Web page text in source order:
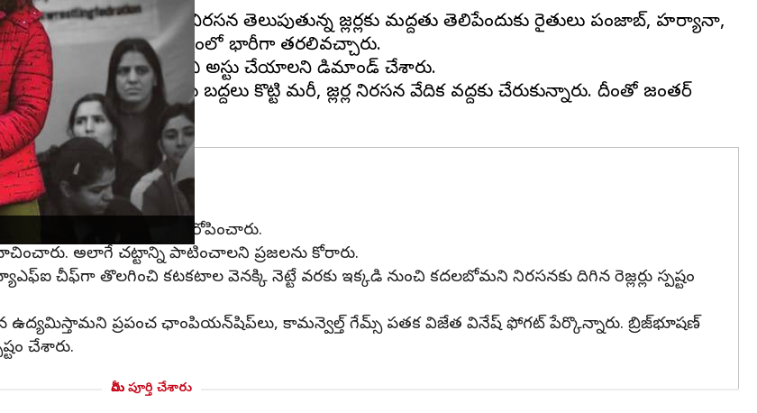
వ్యతిరేకంగా నిరసన తెలుపుతున్న రెజ్లర్లకు మద్దతు తెలిపేందుకు రైతులు పంజాబ్, హర్యానా,
కిసాన్ మోర్చా ఆధ్వర్యంలో భారీగా తరలివచ్చారు.
భూషణ్ సింగ్‌ను తొలగించి అరెస్టు చేయాలని డిమాండ్ చేశారు.
చేసిన బారికేడ్లను బద్దలు కొట్టి మరీ, రెజ్లర్ల నిరసన వేదిక వద్దకు చేరుకున్నారు. దీంతో జంతర్
దిల్లీ పోలీసులు ఆరోపించారు.
అలాగే చట్టాన్ని పాటించాలని ప్రజలను కోరారు.
చీఫ్‌గా తొలగించి కటకటాల వెనక్కి నెట్టే వరకు ఇక్కడి నుంచి కదలబోమని నిరసనకు దిగిన రెజ్లర్లు స్పష్టం
ఉద్యమిస్తామని ప్రపంచ ఛాంపియన్‌షిప్‌లు, కామన్వెల్త్ గేమ్స్ పతక విజేత వినేష్ ఫోగట్ పేర్కొన్నారు. బ్రిజ్‌భూషణ్‌
చేశారు.
మీరు పూర్తి చేశారు